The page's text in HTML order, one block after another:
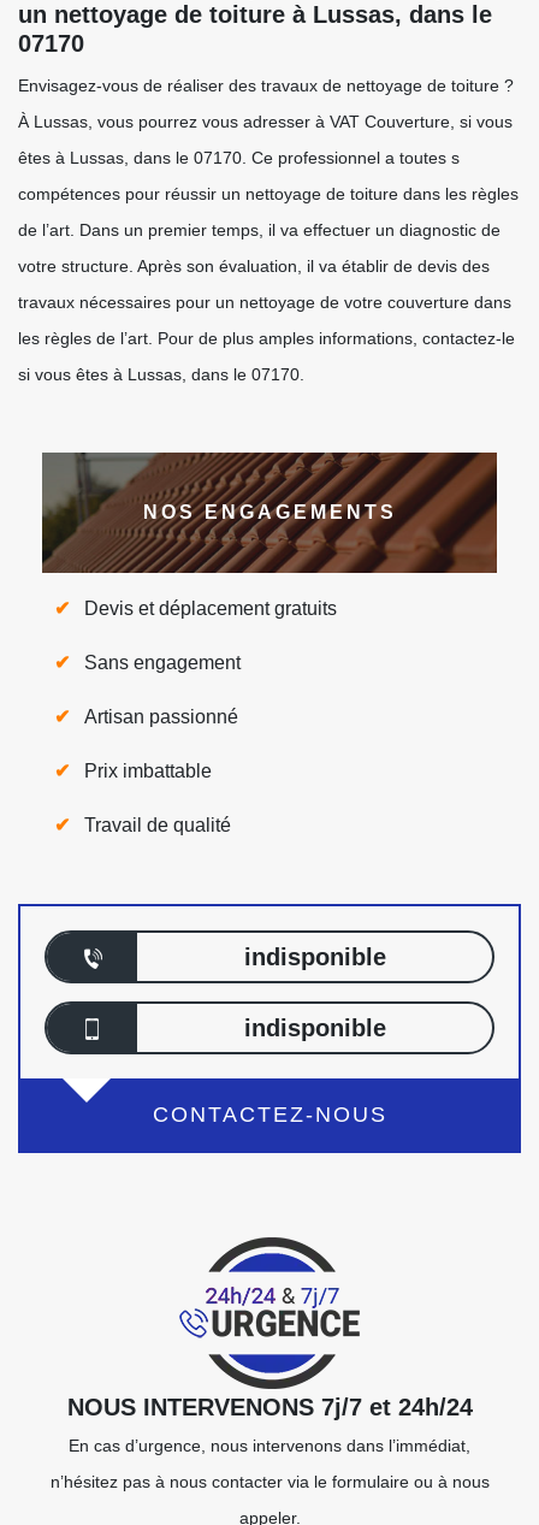
un nettoyage de toiture à Lussas, dans le
07170
Envisagez-vous de réaliser des travaux de nettoyage de toiture ?
À Lussas, vous pourrez vous adresser à VAT Couverture, si vous
êtes à Lussas, dans le 07170. Ce professionnel a toutes s
compétences pour réussir un nettoyage de toiture dans les règles
de l’art. Dans un premier temps, il va effectuer un diagnostic de
votre structure. Après son évaluation, il va établir de devis des
travaux nécessaires pour un nettoyage de votre couverture dans
les règles de l’art. Pour de plus amples informations, contactez-le
si vous êtes à Lussas, dans le 07170.
NOS ENGAGEMENTS
Devis et déplacement gratuits
Sans engagement
Artisan passionné
Prix imbattable
Travail de qualité
indisponible
indisponible
CONTACTEZ-NOUS
NOUS INTERVENONS 7j/7 et 24h/24
En cas d’urgence, nous intervenons dans l’immédiat,
n’hésitez pas à nous contacter via le formulaire ou à nous
appeler.